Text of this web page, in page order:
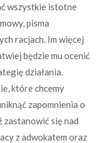
wszystkie istotne
pisma
racjach. Im więcej
będzie mu ocenić
działania.
które chcemy
zapomnienia o
zastanowić się nad
z adwokatem oraz